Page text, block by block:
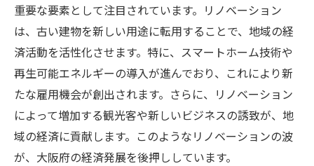
重要な要素として注目されています。リノベーション
は、古い建物を新しい用途に転用することで、地域の経
済活動を活性化させます。特に、スマートホーム技術や
再生可能エネルギーの導入が進んでおり、これにより新
たな雇用機会が創出されます。さらに、リノベーション
によって増加する観光客や新しいビジネスの誘致が、地
域の経済に貢献します。このようなリノベーションの波
が、大阪府の経済発展を後押ししています。